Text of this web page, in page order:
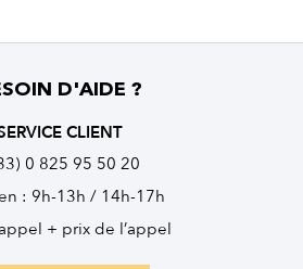
D'AIDE ?
CLIENT
0 825 95 50 20
: 9h-13h / 14h-17h
+ prix de l’appel